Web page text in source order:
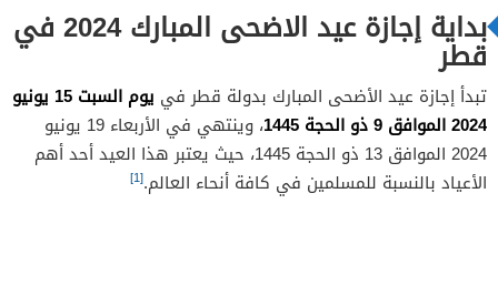
بداية إجازة عيد الاضحى المبارك 2024 في
قطر
تبدأ إجازة عيد الأضحى المبارك بدولة قطر في
يوم السبت 15 يونيو
2024 الموافق 9 ذو الحجة 1445
، وينتهي في الأربعاء 19 يونيو
2024 الموافق 13 ذو الحجة 1445، حيث يعتبر هذا العيد أحد أهم
الأعياد بالنسبة للمسلمين في كافة أنحاء العالم.[1]